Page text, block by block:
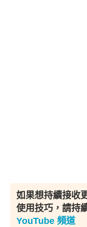
如果想持續接收
使用技巧，請持
YouTube 頻道